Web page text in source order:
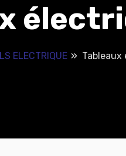
ELECTRIQUE Tableaux